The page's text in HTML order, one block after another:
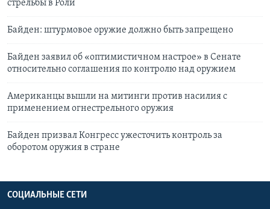
стрельбы в Роли
Байден: штурмовое оружие должно быть запрещено
Байден заявил об «оптимистичном настрое» в Сенате
относительно соглашения по контролю над оружием
Американцы вышли на митинги против насилия с
применением огнестрельного оружия
Байден призвал Конгресс ужесточить контроль за
оборотом оружия в стране
СОЦИАЛЬНЫЕ СЕТИ